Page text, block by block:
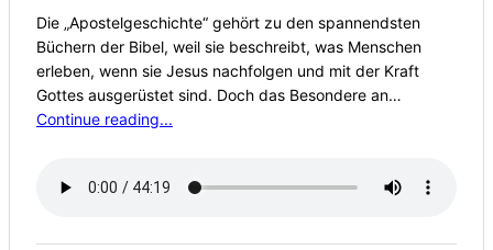
Die „Apostelgeschichte“ gehört zu den spannendsten
Büchern der Bibel, weil sie beschreibt, was Menschen
erleben, wenn sie Jesus nachfolgen und mit der Kraft
Gottes ausgerüstet sind. Doch das Besondere an…
Continue reading...